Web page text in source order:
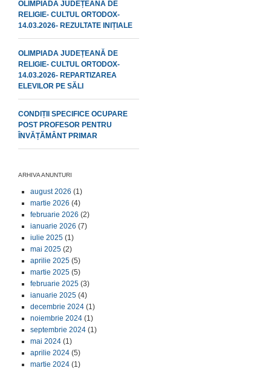
OLIMPIADA JUDEȚEANĂ DE
RELIGIE- CULTUL ORTODOX-
14.03.2026- REZULTATE INIȚIALE
OLIMPIADA JUDEȚEANĂ DE
RELIGIE- CULTUL ORTODOX-
14.03.2026- REPARTIZAREA
ELEVILOR PE SĂLI
CONDIȚII SPECIFICE OCUPARE
POST PROFESOR PENTRU
ÎNVĂȚĂMÂNT PRIMAR
ARHIVA ANUNTURI
august 2026 (1)
martie 2026 (4)
februarie 2026 (2)
ianuarie 2026 (7)
iulie 2025 (1)
mai 2025 (2)
aprilie 2025 (5)
martie 2025 (5)
februarie 2025 (3)
ianuarie 2025 (4)
decembrie 2024 (1)
noiembrie 2024 (1)
septembrie 2024 (1)
mai 2024 (1)
aprilie 2024 (5)
martie 2024 (1)